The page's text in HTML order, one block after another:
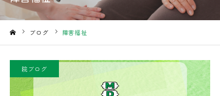
ブログ 障害福祉
院ブログ